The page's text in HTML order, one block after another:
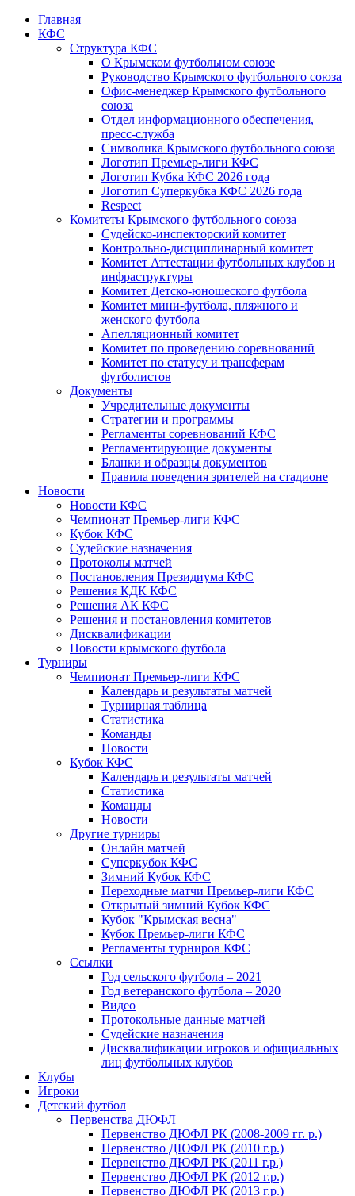
Главная
КФС
Структура КФС
О Крымском футбольном союзе
Руководство Крымского футбольного союза
Офис-менеджер Крымского футбольного
союза
Отдел информационного обеспечения,
пресс-служба
Символика Крымского футбольного союза
Логотип Премьер-лиги КФС
Логотип Кубка КФС 2026 года
Логотип Суперкубка КФС 2026 года
Respect
Комитеты Крымского футбольного союза
Судейско-инспекторский комитет
Контрольно-дисциплинарный комитет
Комитет Аттестации футбольных клубов и
инфраструктуры
Комитет Детско-юношеского футбола
Комитет мини-футбола, пляжного и
женского футбола
Апелляционный комитет
Комитет по проведению соревнований
Комитет по статусу и трансферам
футболистов
Документы
Учредительные документы
Стратегии и программы
Регламенты соревнований КФС
Регламентирующие документы
Бланки и образцы документов
Правила поведения зрителей на стадионе
Новости
Новости КФС
Чемпионат Премьер-лиги КФС
Кубок КФС
Судейские назначения
Протоколы матчей
Постановления Президиума КФС
Решения КДК КФС
Решения АК КФС
Решения и постановления комитетов
Дисквалификации
Новости крымского футбола
Турниры
Чемпионат Премьер-лиги КФС
Календарь и результаты матчей
Турнирная таблица
Статистика
Команды
Новости
Кубок КФС
Календарь и результаты матчей
Статистика
Команды
Новости
Другие турниры
Онлайн матчей
Суперкубок КФС
Зимний Кубок КФС
Переходные матчи Премьер-лиги КФС
Открытый зимний Кубок КФС
Кубок "Крымская весна"
Кубок Премьер-лиги КФС
Регламенты турниров КФС
Ссылки
Год сельского футбола – 2021
Год ветеранского футбола – 2020
Видео
Протокольные данные матчей
Судейские назначения
Дисквалификации игроков и официальных
лиц футбольных клубов
Клубы
Игроки
Детский футбол
Первенства ДЮФЛ
Первенство ДЮФЛ РК (2008-2009 гг. р.)
Первенство ДЮФЛ РК (2010 г.р.)
Первенство ДЮФЛ РК (2011 г.р.)
Первенство ДЮФЛ РК (2012 г.р.)
Первенство ДЮФЛ РК (2013 г.р.)